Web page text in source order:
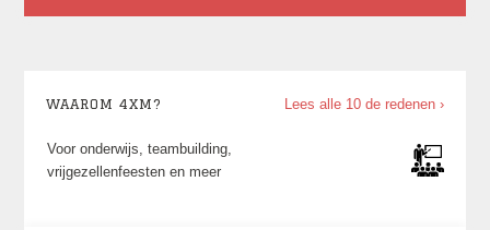
Lees alle 10 de redenen ›
WAAROM 4XM?
onderwijs, teambuilding,
en meer
Voor jong
1000